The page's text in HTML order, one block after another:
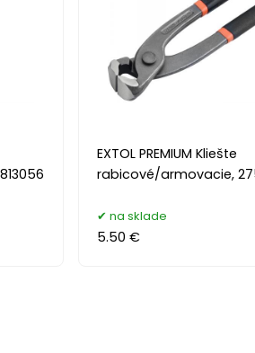
EXTOL PREMIUM Kliešte
rabicové/armovacie,
na sklade
5.50 €